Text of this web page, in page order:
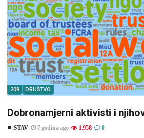
209 DRUŠTVO
Dobronamjerni aktivisti i
STAV 7 godina ago 1.958 0